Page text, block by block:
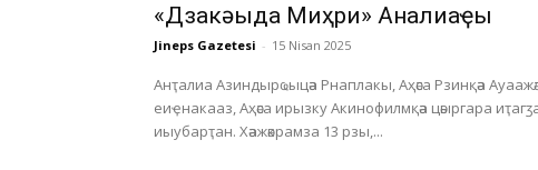
«Дзакәыда Миҳри» Анҭалиаҿы
Jineps Gazetesi - 15 Nisan 2025
Анҭалиа Азиндырҩыцәа Рнаплакы, Аҳәса Рзинқәа
еиҿнакааз, Аҳәса ирызку Акинофилмқәа цәыргара
иыубарҭан. Хәажәкрамза 13 рзы,...